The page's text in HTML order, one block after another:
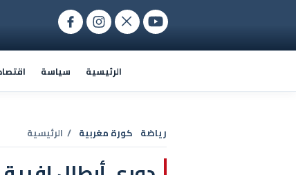
الرئيسية سياسة
رياضة كورة مغربية / الرئيسية